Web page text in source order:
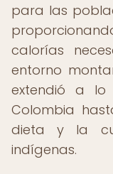
para las
calorías
entorno
extendió a lo
Colombia
dieta y la
indígenas.